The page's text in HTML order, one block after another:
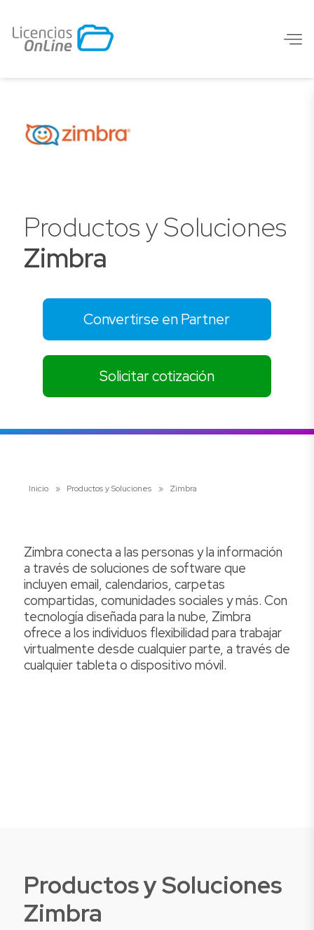
Productos y Soluciones
Zimbra
Convertirse en Partner
Solicitar cotización
Inicio » Productos y Soluciones » Zimbra
Zimbra conecta a las personas y la información
a través de soluciones de software que
incluyen email, calendarios, carpetas
compartidas, comunidades sociales y más. Con
tecnología diseñada para la nube, Zimbra
ofrece a los individuos flexibilidad para trabajar
virtualmente desde cualquier parte, a través de
cualquier tableta o dispositivo móvil.
Productos y Soluciones
Zimbra